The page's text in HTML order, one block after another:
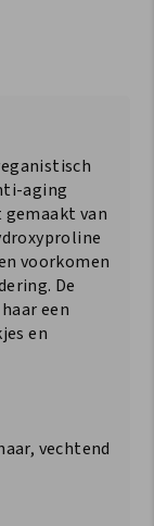
aging
gemaakt van
voorkomen
De
een
en
vechtend